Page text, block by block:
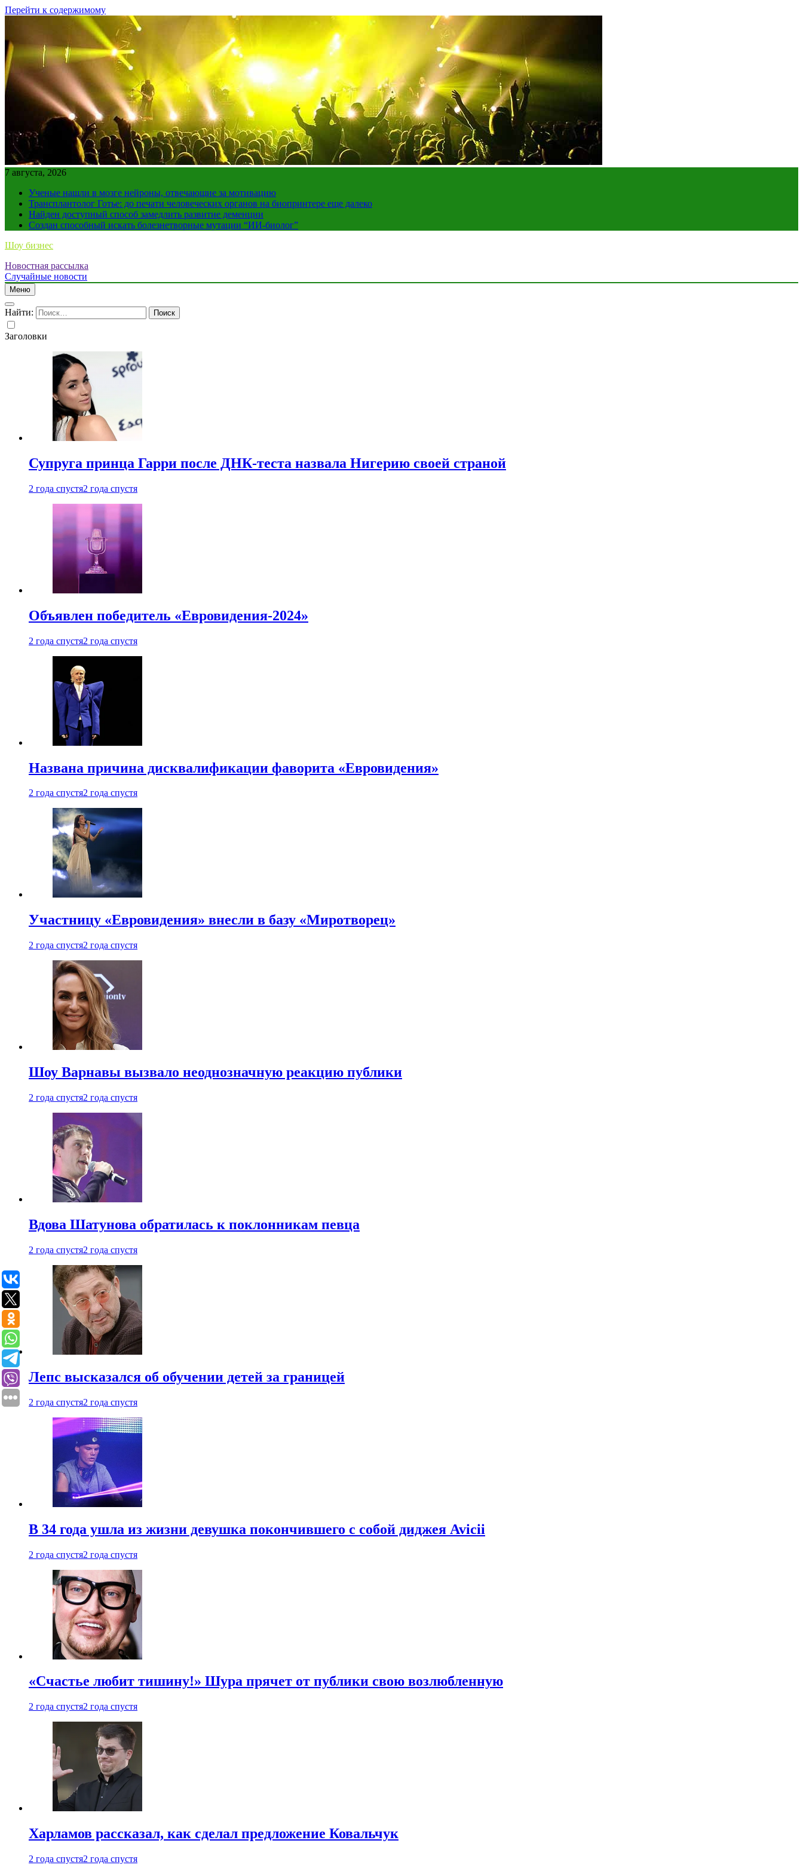
Перейти к содержимому
7 августа, 2026
Ученые нашли в мозге нейроны, отвечающие за мотивацию
Трансплантолог Готье: до печати человеческих органов на биопринтере еще далеко
Найден доступный способ замедлить развитие деменции
Создан способный искать болезнетворные мутации “ИИ-биолог”
Шоу бизнес
Новостная рассылка
Случайные новости
Меню
Найти:
Заголовки
Супруга принца Гарри после ДНК-теста назвала Нигерию своей страной
2 года спустя2 года спустя
Объявлен победитель «Евровидения-2024»
2 года спустя2 года спустя
Названа причина дисквалификации фаворита «Евровидения»
2 года спустя2 года спустя
Участницу «Евровидения» внесли в базу «Миротворец»
2 года спустя2 года спустя
Шоу Варнавы вызвало неоднозначную реакцию публики
2 года спустя2 года спустя
Вдова Шатунова обратилась к поклонникам певца
2 года спустя2 года спустя
Лепс высказался об обучении детей за границей
2 года спустя2 года спустя
В 34 года ушла из жизни девушка покончившего с собой диджея Avicii
2 года спустя2 года спустя
«Счастье любит тишину!» Шура прячет от публики свою возлюбленную
2 года спустя2 года спустя
Харламов рассказал, как сделал предложение Ковальчук
2 года спустя2 года спустя